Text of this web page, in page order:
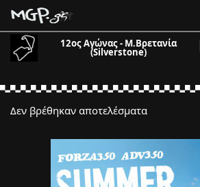
12ος Αγώνας - Μ.Βρετανία
(Silverstone)
Δεν βρέθηκαν αποτελέσματα